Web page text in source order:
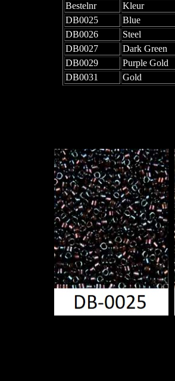
Bestelnr
Kleur
DB0025
Blue
DB0026
Steel
DB0027
Dark Green
DB0029
Purple Gold
DB0031
Gold